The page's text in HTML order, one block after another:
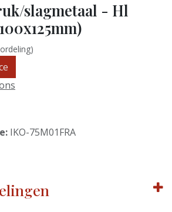
slagmetaal - Hl
IKO-75M01FRA